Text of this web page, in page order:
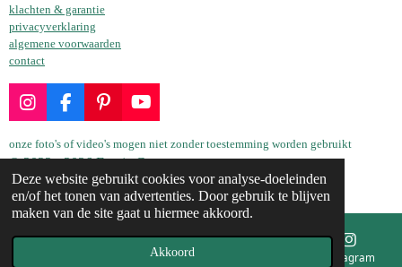
Deze website gebruikt cookies voor analyse-doeleinden
en/of het tonen van advertenties. Door gebruik te blijven
maken van de site gaat u hiermee akkoord.
Akkoord
klachten & garantie
privacyverklaring
algemene voorwaarden
contact
I
s
t
a
g
r
F
c
e
b
o
o
P
n
t
e
r
e
Y
u
T
u
b
e
onze foto's of video's mogen niet zonder toestemming worden gebruikt
© 2022 - 2026 Freyja Gems
Powered byJouwWeb
Telefoonnummer Instagram